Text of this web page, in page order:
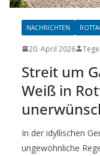
NACHRICHTEN
20. April 2026
Streit um
Weiß in
In der idyllischen
ungewöhnliche